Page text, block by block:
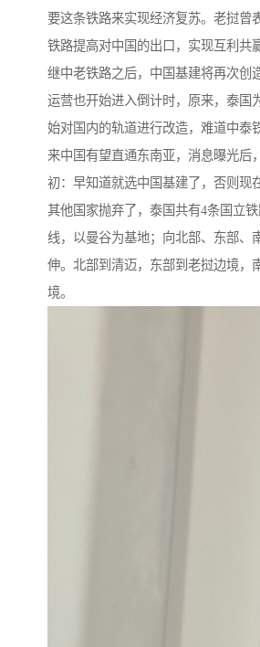
要这条铁路来实现经济复苏。老挝曾
铁路提高对中国的出口，实现互利共
继中老铁路之后，中国基建将再次创
运营也开始进入倒计时，原来，泰国
始对国内的轨道进行改造，难道中泰
来中国有望直通东南亚，消息曝光后
初：早知道就选中国基建了，否则现
其他国家抛弃了，泰国共有4条国立
线，以曼谷为基地；向北部、东部、
伸。北部到清迈，东部到老挝边境，
境。